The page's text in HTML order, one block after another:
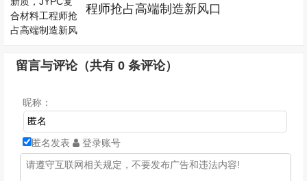
程师抢占高端制造新风口
留言与评论（共有0 条评论）
昵称：
匿名发表 登录账号